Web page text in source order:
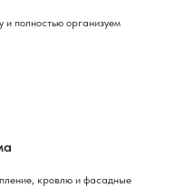
и полностью организуем
кровлю и фасадные